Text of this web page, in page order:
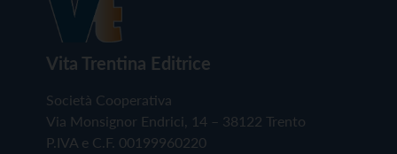
Vita Trentina Editrice
Società Cooperativa
Via Monsignor Endrici, 14 – 38122 Trento
P.IVA e C.F. 00199960220